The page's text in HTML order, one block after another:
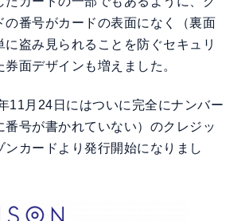
の番号がカードの表面になく（裏面
に盗み見られることを防ぐセキュリ
面デザインも増えました。
11月24日にはついに完全にナンバー
番号が書かれていない）のクレジッ
ンカードより発行開始になりまし